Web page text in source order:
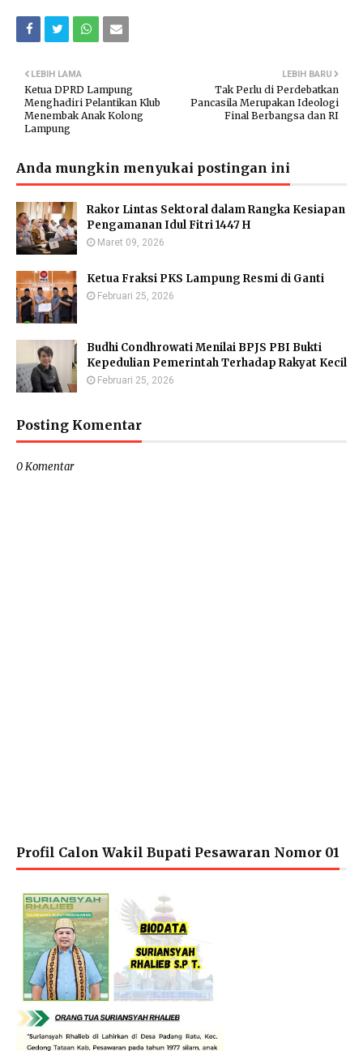
LEBIH BARU
Tak Perlu di Perdebatkan
Pancasila Merupakan Ideologi
Final Berbangsa dan RI
LEBIH LAMA
Ketua DPRD Lampung
Menghadiri Pelantikan Klub
Menembak Anak Kolong
Lampung
Anda mungkin menyukai postingan ini
Rakor Lintas Sektoral dalam Rangka Kesiapan
Pengamanan Idul Fitri 1447 H
Maret 09, 2026
Ketua Fraksi PKS Lampung Resmi di Ganti
Februari 25, 2026
Budhi Condhrowati Menilai BPJS PBI Bukti
Kepedulian Pemerintah Terhadap Rakyat Kecil
Februari 25, 2026
Posting Komentar
0 Komentar
Profil Calon Wakil Bupati Pesawaran Nomor 01